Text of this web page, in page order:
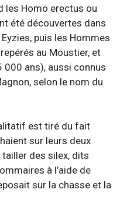
les Homo erectus ou
été découvertes dans
puis les Hommes
au Moustier, et
000 ans), aussi connus
selon le nom du
est tiré du fait
sur leurs deux
des silex, dits
à l’aide de
sur la chasse et la